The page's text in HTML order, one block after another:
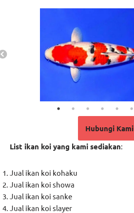
Hubungi Kami
List ikan koi yang kami sediakan:
Jual ikan koi kohaku
Jual ikan koi showa
Jual ikan koi sanke
Jual ikan koi slayer